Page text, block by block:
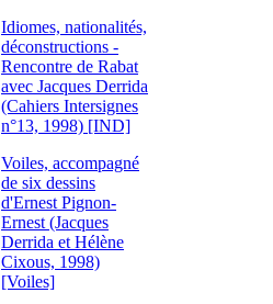
Idiomes, nationalités,
déconstructions -
Rencontre de Rabat
avec Jacques Derrida
(Cahiers Intersignes
n°13, 1998) [IND]
Voiles, accompagné
de six dessins
d'Ernest Pignon-
Ernest (Jacques
Derrida et Hélène
Cixous, 1998)
[Voiles]